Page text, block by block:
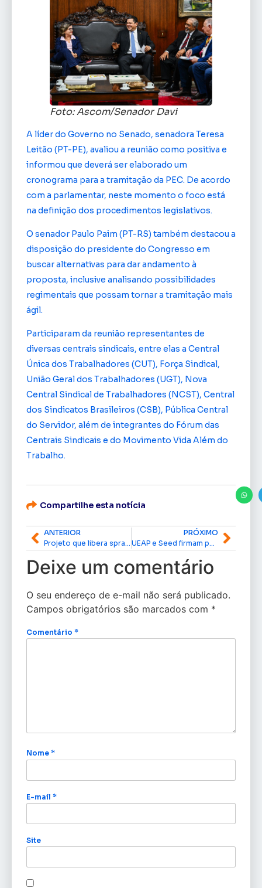
Foto: Ascom/Senador Davi
A líder do Governo no Senado, senadora Teresa
Leitão (PT-PE), avaliou a reunião como positiva e
informou que deverá ser elaborado um
cronograma para a tramitação da PEC. De acordo
com a parlamentar, neste momento o foco está
na definição dos procedimentos legislativos.
O senador Paulo Paim (PT-RS) também destacou a
disposição do presidente do Congresso em
buscar alternativas para dar andamento à
proposta, inclusive analisando possibilidades
regimentais que possam tornar a tramitação mais
ágil.
Participaram da reunião representantes de
diversas centrais sindicais, entre elas a Central
Única dos Trabalhadores (CUT), Força Sindical,
União Geral dos Trabalhadores (UGT), Nova
Central Sindical de Trabalhadores (NCST), Central
dos Sindicatos Brasileiros (CSB), Pública Central
do Servidor, além de integrantes do Fórum das
Centrais Sindicais e do Movimento Vida Além do
Trabalho.
Compartilhe esta notícia
ANTERIOR
PRÓXIMO
Deixe um comentário
O seu endereço de e-mail não será publicado.
Campos obrigatórios são marcados com *
Comentário *
Nome *
E-mail *
Site